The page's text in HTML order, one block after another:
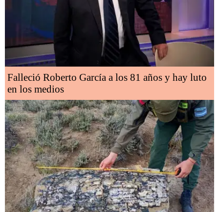
Falleció Roberto García a los 81 años y hay luto
en los medios